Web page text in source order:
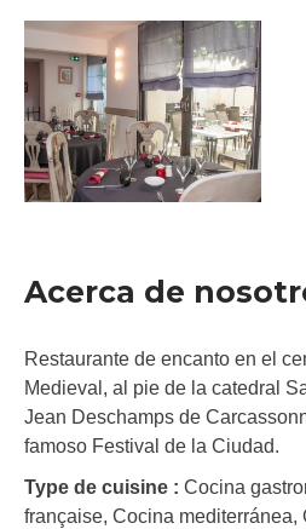
Acerca de
Restaurante de encanto en el
Medieval, al pie de la catedral
Jean Deschamps de
famoso Festival de la Ciudad.
Type de cuisine : Cocina
française, Cocina